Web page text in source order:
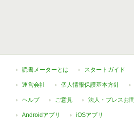
読書メーターとは スタートガイド
運営会社 個人情報保護基本方針
ヘルプ ご意見 法人・プレスお
Androidアプリ iOSアプリ